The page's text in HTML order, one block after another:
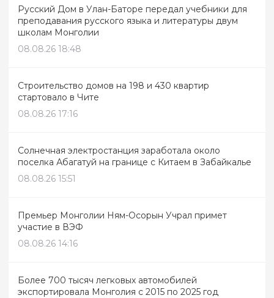
Русский Дом в Улан-Баторе передал учебники для
преподавания русского языка и литературы двум
школам Монголии
08.08.26 18:48
Строительство домов на 198 и 430 квартир
стартовало в Чите
08.08.26 17:16
Солнечная электростанция заработала около
поселка Абагатуй на границе с Китаем в Забайкалье
08.08.26 15:51
Премьер Монголии Ням-Осорын Учрал примет
участие в ВЭФ
08.08.26 14:16
Более 700 тысяч легковых автомобилей
экспортировала Монголия с 2015 по 2025 год